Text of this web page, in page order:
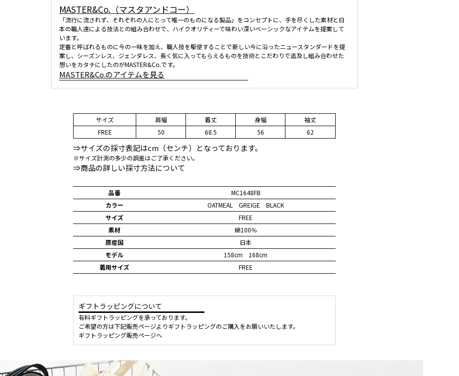
MASTER&Co.（マスタアンドコー）
「流行に流されず、それぞれの人にとって唯一のものになる製品」をコンセプトに、手を尽くした素材と日
本の職人達による技法との組み合わせで、ハイクオリティーで味わい深いベーシックなアイテムを提案して
います。
定番と呼ばれるものに今の一味を加え、職人技を駆使することで新しい今に沿ったニュースタンダードを提
案し、シーズンレス、ジェンダレス、長く気に入ってもらえるものを技術とこだわりで追及し組み合わせた
想いをカタチにしたのがMASTER&Co.です。
MASTER&Co.のアイテムを見る
サイズ 肩幅 着丈 身幅
袖丈
FREE
50 68.5 56 62
⇒サイズの採寸表記はcm（センチ）となっております。
※サイズ計測の多少の誤差はご了承ください。
⇒商品の詳しい採寸方法について
品番
MC1648FB
カラー
OATMEAL GREIGE BLACK
サイズ
FREE
素材
綿100％
原産国
日本
モデル
158cm 168cm
着用サイズ
FREE
ギフトラッピングについて
有料ギフトラッピングを承っております。
ご希望の方は下記販売ページよりギフトラッピングのご購入をお願いいたします。
ギフトラッピング販売ページへ